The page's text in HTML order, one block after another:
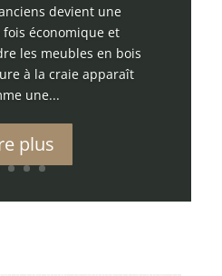
devient une
économique et
les meubles en bois
à la craie apparaît
une...
plus